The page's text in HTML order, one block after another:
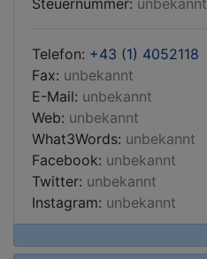
Steuernummer: unbekannt
Telefon: +43 (1) 4052118
Fax: unbekannt
E-Mail: unbekannt
Web: unbekannt
What3Words: unbekannt
Facebook: unbekannt
Twitter: unbekannt
Instagram: unbekannt